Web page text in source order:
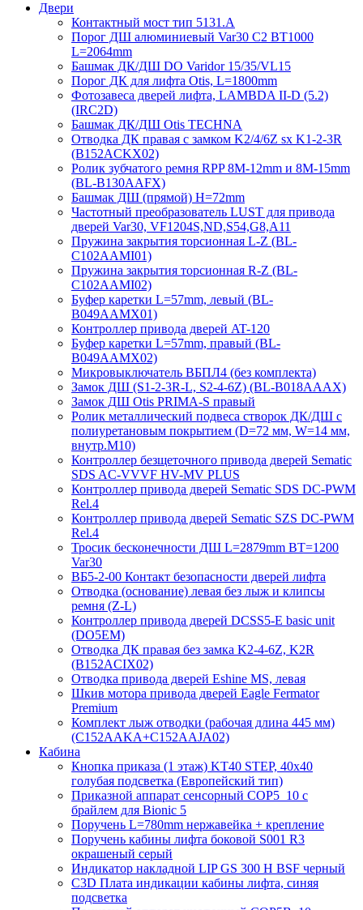
Двери
Контактный мост тип 5131.A
Порог ДШ алюминиевый Var30 C2 BT1000
L=2064mm
Башмак ДК/ДШ DO Varidor 15/35/VL15
Порог ДК для лифта Otis, L=1800mm
Фотозавеса дверей лифта, LAMBDA II-D (5.2)
(IRC2D)
Башмак ДК/ДШ Otis TECHNA
Отводка ДК правая с замком K2/4/6Z sx K1-2-3R
(B152ACKX02)
Ролик зубчатого ремня RPP 8M-12mm и 8M-15mm
(BL-B130AAFX)
Башмак ДШ (прямой) H=72mm
Частотный преобразователь LUST для привода
дверей Var30, VF1204S,ND,S54,G8,A11
Пружина закрытия торсионная L-Z (BL-
C102AAMI01)
Пружина закрытия торсионная R-Z (BL-
C102AAMI02)
Буфер каретки L=57mm, левый (BL-
B049AAMX01)
Контроллер привода дверей AT-120
Буфер каретки L=57mm, правый (BL-
B049AAMX02)
Микровыключатель ВБПЛ4 (без комплекта)
Замок ДШ (S1-2-3R-L, S2-4-6Z) (BL-B018AAAX)
Замок ДШ Otis PRIMA-S правый
Ролик металлический подвеса створок ДК/ДШ с
полиуретановым покрытием (D=72 мм, W=14 мм,
внутр.М10)
Контроллер безщеточного привода дверей Sematiс
SDS AC-VVVF HV-MV PLUS
Контроллер привода дверей Sematic SDS DC-PWM
Rel.4
Контроллер привода дверей Sematic SZS DC-PWM
Rel.4
Тросик бесконечности ДШ L=2879mm BT=1200
Var30
ВБ5-2-00 Контакт безопасности дверей лифта
Отводка (основание) левая без лыж и клипсы
ремня (Z-L)
Контроллер привода дверей DCSS5-E basic unit
(DO5EM)
Отводка ДК правая без замка K2-4-6Z, K2R
(B152ACIX02)
Отводка привода дверей Eshine MS, левая
Шкив мотора привода дверей Eagle Fermator
Premium
Комплект лыж отводки (рабочая длина 445 мм)
(C152AAKA+C152AAJA02)
Кабина
Кнопка приказа (1 этаж) KT40 STEP, 40х40
голубая подсветка (Европейский тип)
Приказной аппарат сенсорный COP5_10 с
брайлем для Bionic 5
Поручень L=780mm нержавейка + крепление
Поручень кабины лифта боковой S001 R3
окрашеный серый
Индикатор накладной LIP GS 300 H BSF черный
C3D Плата индикации кабины лифта, синяя
подсветка